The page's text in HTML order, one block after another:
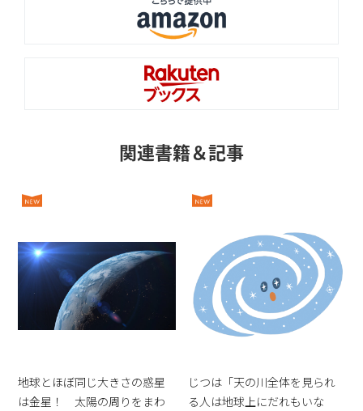
関連書籍＆記事
地球とほぼ同じ大きさの惑星
は金星！ 太陽の周りをまわ
じつは「天の川全体を見られ
る人は地球上にだれもいな